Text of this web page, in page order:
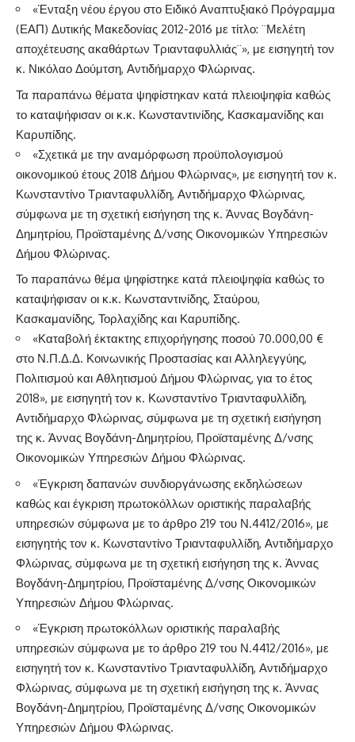
«Ένταξη νέου έργου στο Ειδικό Αναπτυξιακό Πρόγραμμα
(ΕΑΠ) Δυτικής Μακεδονίας 2012-2016 με τίτλο: ¨Μελέτη
αποχέτευσης ακαθάρτων Τριανταφυλλιάς¨», με εισηγητή τον
κ. Νικόλαο Δούμτση, Αντιδήμαρχο Φλώρινας.
Τα παραπάνω θέματα ψηφίστηκαν κατά πλειοψηφία καθώς
το καταψήφισαν οι κ.κ. Κωνσταντινίδης, Κασκαμανίδης και
Καρυπίδης.
«Σχετικά με την αναμόρφωση προϋπολογισμού
οικονομικού έτους 2018 Δήμου Φλώρινας», με εισηγητή τον κ.
Κωνσταντίνο Τριανταφυλλίδη, Αντιδήμαρχο Φλώρινας,
σύμφωνα με τη σχετική εισήγηση της κ. Άννας Βογδάνη-
Δημητρίου, Προϊσταμένης Δ/νσης Οικονομικών Υπηρεσιών
Δήμου Φλώρινας.
Το παραπάνω θέμα ψηφίστηκε κατά πλειοψηφία καθώς το
καταψήφισαν οι κ.κ. Κωνσταντινίδης, Σταύρου,
Κασκαμανίδης, Τορλαχίδης και Καρυπίδης.
«Καταβολή έκτακτης επιχορήγησης ποσού 70.000,00 €
στο Ν.Π.Δ.Δ. Κοινωνικής Προστασίας και Αλληλεγγύης,
Πολιτισμού και Αθλητισμού Δήμου Φλώρινας, για το έτος
2018», με εισηγητή τον κ. Κωνσταντίνο Τριανταφυλλίδη,
Αντιδήμαρχο Φλώρινας, σύμφωνα με τη σχετική εισήγηση
της κ. Άννας Βογδάνη-Δημητρίου, Προϊσταμένης Δ/νσης
Οικονομικών Υπηρεσιών Δήμου Φλώρινας.
«Έγκριση δαπανών συνδιοργάνωσης εκδηλώσεων
καθώς και έγκριση πρωτοκόλλων οριστικής παραλαβής
υπηρεσιών σύμφωνα με το άρθρο 219 του Ν.4412/2016», με
εισηγητής τον κ. Κωνσταντίνο Τριανταφυλλίδη, Αντιδήμαρχο
Φλώρινας, σύμφωνα με τη σχετική εισήγηση της κ. Άννας
Βογδάνη-Δημητρίου, Προϊσταμένης Δ/νσης Οικονομικών
Υπηρεσιών Δήμου Φλώρινας.
«Έγκριση πρωτοκόλλων οριστικής παραλαβής
υπηρεσιών σύμφωνα με το άρθρο 219 του Ν.4412/2016», με
εισηγητή τον κ. Κωνσταντίνο Τριανταφυλλίδη, Αντιδήμαρχο
Φλώρινας, σύμφωνα με τη σχετική εισήγηση της κ. Άννας
Βογδάνη-Δημητρίου, Προϊσταμένης Δ/νσης Οικονομικών
Υπηρεσιών Δήμου Φλώρινας.